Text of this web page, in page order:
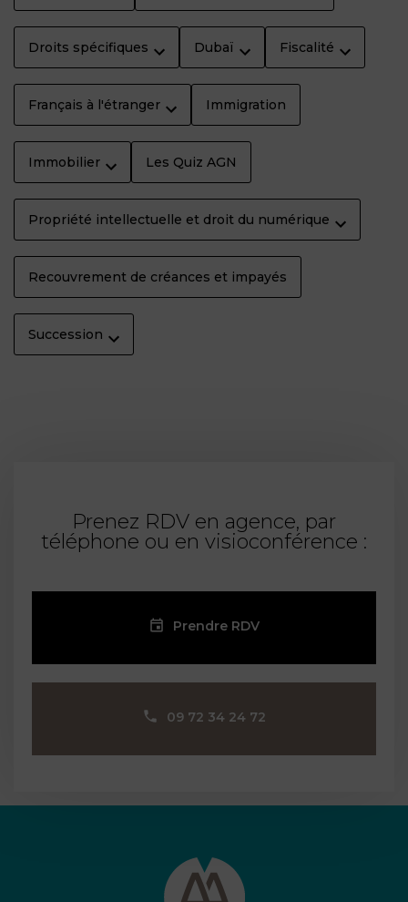
Droits spécifiques Dubaï Fiscalité
Français à l'étranger Immigration
Immobilier Les Quiz AGN
Propriété intellectuelle et droit du numérique
Recouvrement de créances et impayés
Succession
Prenez RDV en agence, par
téléphone ou en visioconférence :
Prendre RDV
09 72 34 24 72